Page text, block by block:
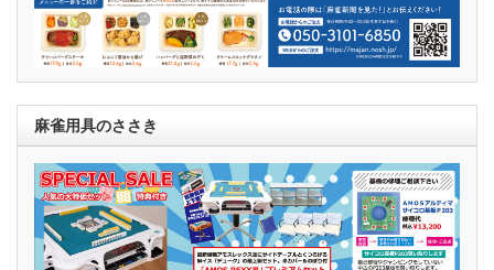
麻雀用具のささき